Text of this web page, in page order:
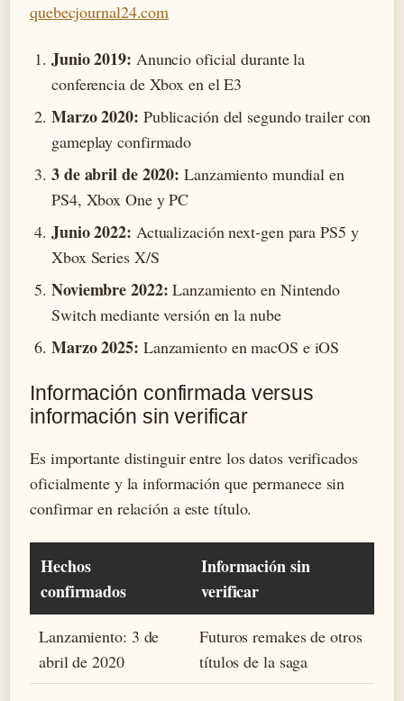
quebecjournal24.com
Junio 2019: Anuncio oficial durante la
conferencia de Xbox en el E3
Marzo 2020: Publicación del segundo trailer con
gameplay confirmado
3 de abril de 2020: Lanzamiento mundial en
PS4, Xbox One y PC
Junio 2022: Actualización next-gen para PS5 y
Xbox Series X/S
Noviembre 2022: Lanzamiento en Nintendo
Switch mediante versión en la nube
Marzo 2025: Lanzamiento en macOS e iOS
Información confirmada versus
información sin verificar
Es importante distinguir entre los datos verificados
oficialmente y la información que permanece sin
confirmar en relación a este título.
Hechos
confirmados
Información sin
verificar
Lanzamiento: 3 de
abril de 2020
Futuros remakes de otros
títulos de la saga